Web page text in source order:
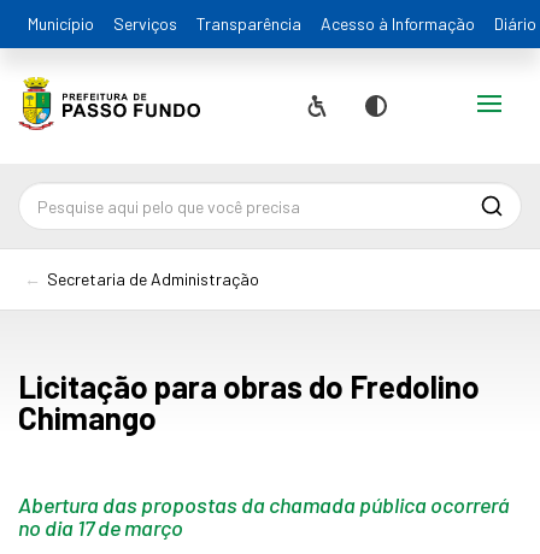
Município Serviços Transparência Acesso à Informação
Acessibilidade
Contraste
Alternar
Secretaria de Administração
Licitação para obras do Fredolino
Chimango
Abertura das propostas da chamada pública ocorrerá
no dia 17 de março